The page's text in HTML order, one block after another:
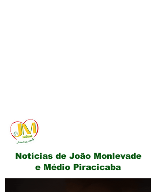
Notícias de João Monlevade
e Médio Piracicaba